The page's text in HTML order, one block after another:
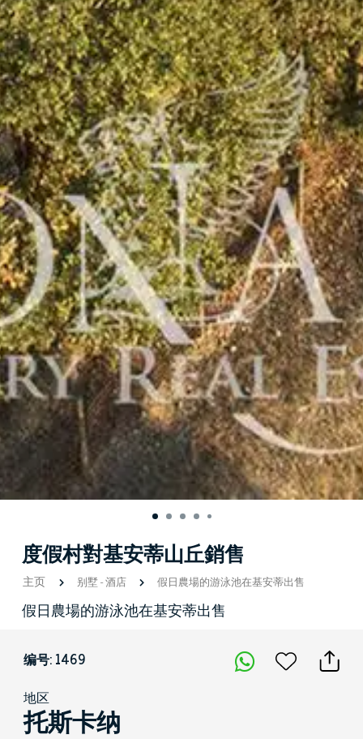
度假村對基安蒂山丘銷售
主页 别墅-酒店 假日農場的游泳池在基安蒂出售
假日農場的游泳池在基安蒂出售
编号: 1469
地区
托斯卡纳